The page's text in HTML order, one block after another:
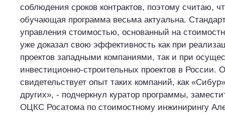
соблюдения сроков контрактов, поэтому считаю,
обучающая программа весьма актуальна.
управления стоимостью, основанный на
уже доказал свою эффективность как при
проектов западными компаниями, так и при
инвестиционно-строительных проектов в России.
свидетельствует опыт таких компаний, как
других», - подчеркнул куратор программы,
ОЦКС Росатома по стоимостному инжинирингу